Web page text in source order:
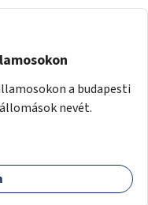
a budapesti
nevét.